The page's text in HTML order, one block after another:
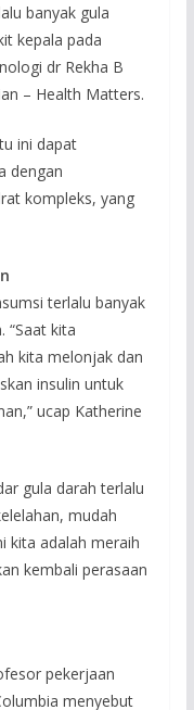
banyak gula
kepala pada
dr Rekha B
– Health Matters.
ini dapat
dengan
kompleks, yang
terlalu banyak
“Saat kita
kita melonjak dan
insulin untuk
ucap Katherine
gula darah terlalu
mudah
kita adalah meraih
kembali perasaan
pekerjaan
menyebut